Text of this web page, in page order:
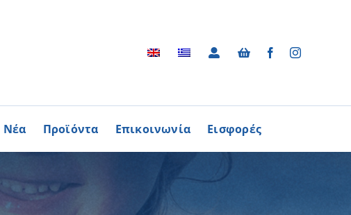
Φωτογραφικό Αρχείο
ΑΓΟΡΑΖΩ
ΠΡΟΙΟΝΤΑ
Νέα Προϊόντα Επικοινωνία Εισφορές